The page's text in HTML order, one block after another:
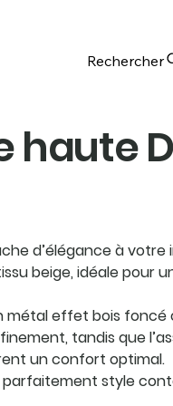
Rechercher
haute
d’élégance à
beige, idéale pour
métal effet bois foncé
tandis que
un confort optimal.
parfaitement style